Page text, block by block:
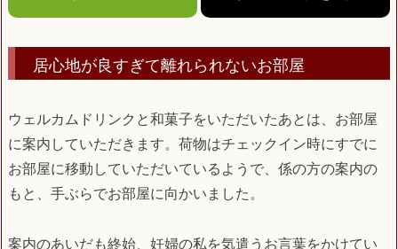
居心地が良すぎて離れられないお部屋
ウェルカムドリンクと和菓子をいただいたあとは、お部屋
に案内していただきます。荷物はチェックイン時にすでに
お部屋に移動していただいているようで、係の方の案内の
もと、手ぶらでお部屋に向かいました。
案内のあいだも終始、妊婦の私を気遣うお言葉をかけてい